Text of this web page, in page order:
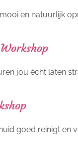
en natuurlijk
jou écht laten
goed reinigt en